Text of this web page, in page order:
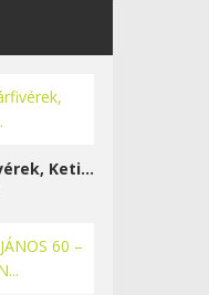
Barbárfivérek, Ketioz,...